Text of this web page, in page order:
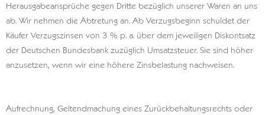
Herausgabeansprüche gegen Dritte bezüglich unserer Waren an uns
ab. Wir nehmen die Abtretung an. Ab Verzugsbeginn schuldet der
Käufer Verzugszinsen von 3 % p. a. über dem jeweiligen Diskontsatz
der Deutschen Bundesbank zuzüglich Umsatzsteuer. Sie sind höher
anzusetzen, wenn wir eine höhere Zinsbelastung nachweisen.
Aufrechnung, Geltendmachung eines Zurückbehaltungsrechts oder